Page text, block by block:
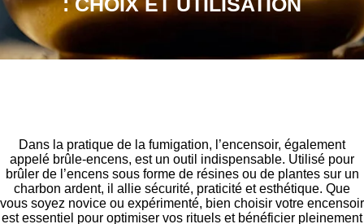
Dans la pratique de la fumigation, l’encensoir, également
appelé brûle-encens, est un outil indispensable. Utilisé pour
brûler de l’encens sous forme de résines ou de plantes sur un
charbon ardent, il allie sécurité, praticité et esthétique. Que
vous soyez novice ou expérimenté, bien choisir votre encensoir
est essentiel pour optimiser vos rituels et bénéficier pleinement